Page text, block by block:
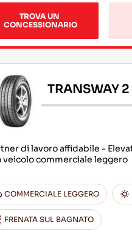
TROVA UN
CONCESSIONARIO
TRANSWAY 2
di lavoro affidabile -
veicolo commerciale leggero
COMMERCIALE LEGGERO
FRENATA SUL BAGNATO